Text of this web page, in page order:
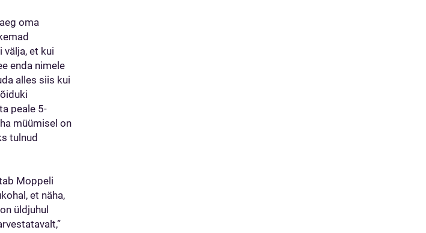
oma
välja, et kui
enda nimele
alles siis kui
peale 5-
müümisel on
tulnud
Moppeli
et näha,
üldjuhul